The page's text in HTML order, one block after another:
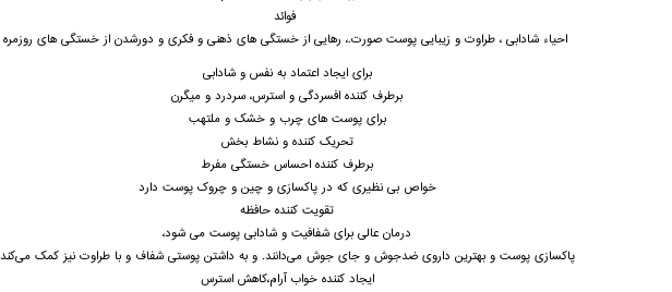
فوائد
احیاء شادابی ، طراوت و زیبایی پوست صورت.، رهایی از خستگی های ذهنی و فکری و دورشدن از خستگی های روزمره
برای ایجاد اعتماد به نفس و شادابی
برطرف کننده افسردگی و استرس، سردرد و میگرن
برای پوست های چرب و خشک و ملتهب
تحریک کننده و نشاط بخش
برطرف کننده احساس خستگی مفرط
خواص بی نظیری که در پاکسازی و چین و چروک پوست دارد
تقویت کننده حافظه
درمان عالی برای شفافیت و شادابی پوست می شود،
پاکسازی پوست و بهترین داروی ضدجوش و جای جوش می‌دانند. و به داشتن پوستی شفاف و با طراوت نیز کمک می‌کند
ایجاد کننده خواب آرام،کاهش استرس